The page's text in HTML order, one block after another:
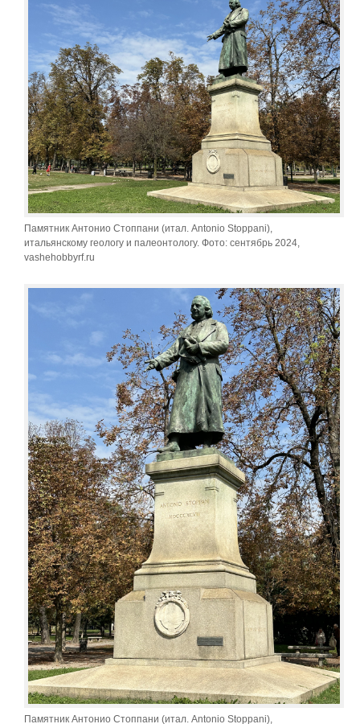
Памятник Антонио Стоппани (итал. Antonio Stoppani),
итальянскому геологу и палеонтологу. Фото: сентябрь 2024,
vashehobbyrf.ru
Памятник Антонио Стоппани (итал. Antonio Stoppani),